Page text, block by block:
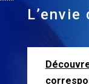
L’envie